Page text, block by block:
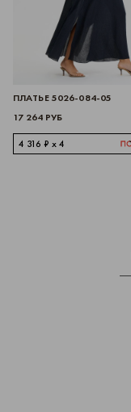
ПЛАТЬЕ 5026-084-05
17 264 РУБ
4 316 ₽ x 4